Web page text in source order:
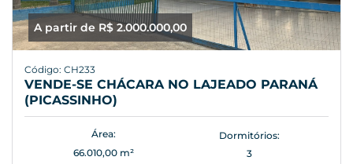
A partir de R$ 2.000.000,00
Código: CH233
VENDE-SE CHÁCARA NO LAJEADO PARANÁ
(PICASSINHO)
Área:
66.010,00 m²
Dormitórios:
3